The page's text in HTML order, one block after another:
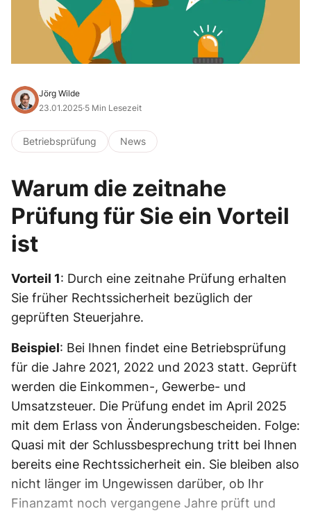
Jörg Wilde
23.01.2025·5 Min Lesezeit
Betriebsprüfung News
Warum die zeitnahe
Prüfung für Sie ein Vorteil
ist
Vorteil 1: Durch eine zeitnahe Prüfung erhalten
Sie früher Rechtssicherheit bezüglich der
geprüften Steuerjahre.
Beispiel: Bei Ihnen findet eine Betriebsprüfung
für die Jahre 2021, 2022 und 2023 statt. Geprüft
werden die Einkommen-, Gewerbe- und
Umsatzsteuer. Die Prüfung endet im April 2025
mit dem Erlass von Änderungsbescheiden. Folge:
Quasi mit der Schlussbesprechung tritt bei Ihnen
bereits eine Rechtssicherheit ein. Sie bleiben also
nicht länger im Ungewissen darüber, ob Ihr
Finanzamt noch vergangene Jahre prüft und